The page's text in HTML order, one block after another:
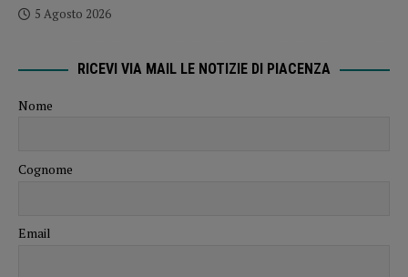
5 Agosto 2026
RICEVI VIA MAIL LE NOTIZIE DI PIACENZA
Nome
Cognome
Email